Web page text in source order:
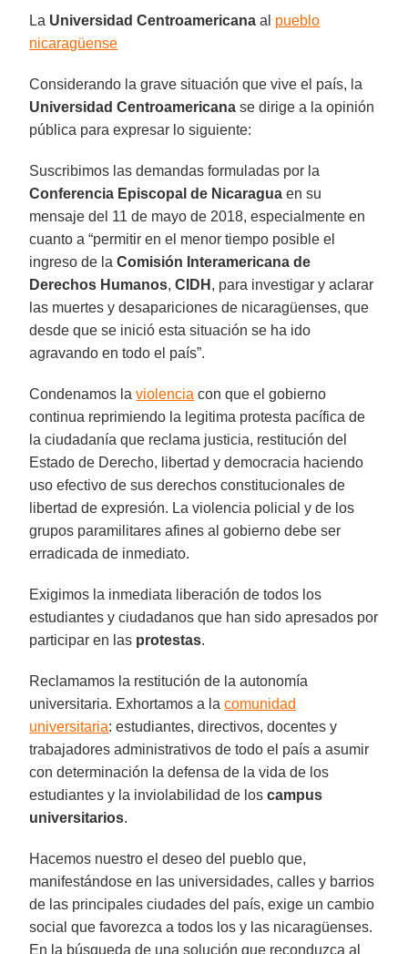
La Universidad Centroamericana al pueblo
nicaragüense
Considerando la grave situación que vive el país, la
Universidad Centroamericana se dirige a la opinión
pública para expresar lo siguiente:
Suscribimos las demandas formuladas por la
Conferencia Episcopal de Nicaragua en su
mensaje del 11 de mayo de 2018, especialmente en
cuanto a “permitir en el menor tiempo posible el
ingreso de laComisión Interamericana de
Derechos Humanos,CIDH , para investigar y aclarar
las muertes y desapariciones de nicaragüenses, que
desde que se inició esta situación se ha ido
agravando en todo el país”.
Condenamos laviolencia con que el gobierno
continua reprimiendo la legitima protesta pacífica de
la ciudadanía que reclama justicia, restitución del
Estado de Derecho, libertad y democracia haciendo
uso efectivo de sus derechos constitucionales de
libertad de expresión. La violencia policial y de los
grupos paramilitares afines al gobierno debe ser
erradicada de inmediato.
Exigimos la inmediata liberación de todos los
estudiantes y ciudadanos que han sido apresados por
participar en las protestas.
Reclamamos la restitución de la autonomía
universitaria. Exhortamos a lacomunidad
universitaria: estudiantes, directivos, docentes y
trabajadores administrativos de todo el país a asumir
con determinación la defensa de la vida de los
estudiantes y la inviolabilidad de loscampus
universitarios.
Hacemos nuestro el deseo del pueblo que,
manifestándose en las universidades, calles y barrios
de las principales ciudades del país, exige un cambio
social que favorezca a todos los y las nicaragüenses.
En la búsqueda de una solución que reconduzca al